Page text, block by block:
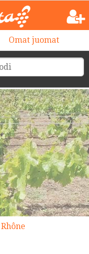
Omat juomat
Rhône